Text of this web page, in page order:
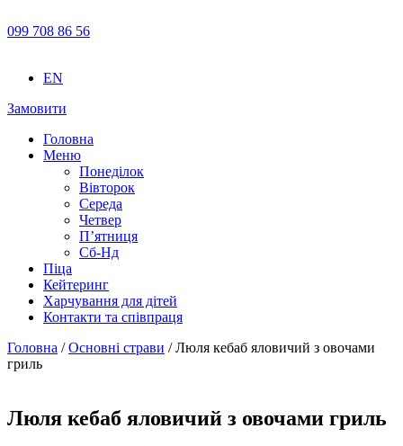
099 708 86 56
EN
Замовити
Головна
Меню
Понеділок
Вівторок
Середа
Четвер
П’ятниця
Сб-Нд
Піца
Кейтеринг
Харчування для дітей
Контакти та співпраця
Головна /Основні страви / Люля кебаб яловичий з овочами
гриль
Люля кебаб яловичий з овочами гриль